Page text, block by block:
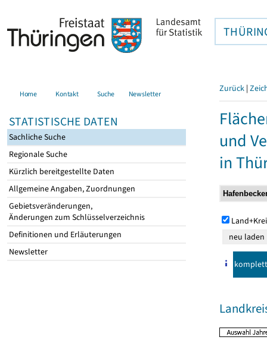
Home Kontakt Suche Newsletter
STATISTISCHE DATEN
Sachliche Suche
Regionale Suche
Kürzlich bereitgestellte Daten
Allgemeine Angaben, Zuordnungen
Gebietsveränderungen,
Änderungen zum Schlüsselverzeichnis
Definitionen und Erläuterungen
Newsletter
Zurück |
und
in
komplett